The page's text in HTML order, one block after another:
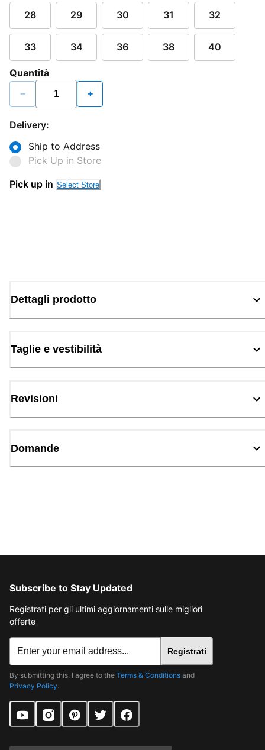
28 29 30 31 32
33 34 36 38 40
Quantità
− +
Delivery:
Ship to Address
Pick Up in Store
Pick up in Select Store
Dettagli prodotto
Taglie e vestibilità
Revisioni
Domande
Subscribe to Stay Updated
Registrati per gli ultimi aggiornamenti sulle migliori
offerte
Registrati
By submitting this, I agree to the Terms & Conditions and
Privacy Policy.